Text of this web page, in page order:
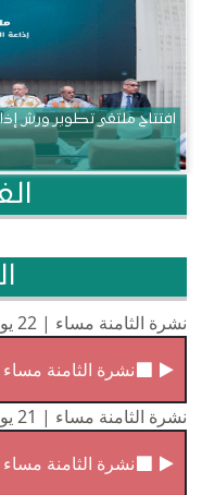
افتتاح ملتقى تطوير ورش
نشرة الثامنة مساء | 22 يوليو 2026
نشرة الثامنة مساء | 22 يوليو
نشرة الثامنة مساء | 21 يوليو 2026
نشرة الثامنة مساء | 21 يوليو